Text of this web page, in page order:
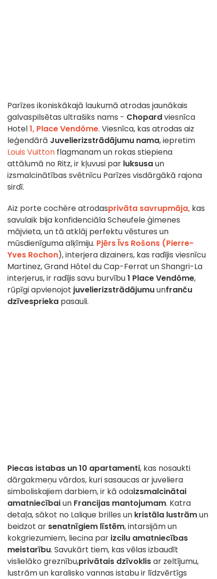
Parīzes ikoniskākajā laukumā atrodas jaunākais
galvaspilsētas ultrašiks nams - Chopardviesnīca
Hotel1, Place Vendôme. Viesnīca, kas atrodas aiz
leģendārā Juvelierizstrādājumu nama, iepretim
Louis Vuitton flagmanam un rokas stiepiena
attālumā no Ritz, ir kļuvusi par luksusaun
izsmalcinātības svētnīcu Parīzes visdārgākā rajona
sirdī.
Aiz porte cochère atrodasprivāta savrupmāja, kas
savulaik bija konfidenciāla Scheufele ģimenes
mājvieta, un tā atklāj perfektu vēstures un
mūsdienīguma alķīmiju. Pjērs Īvs Rošons (Pierre-
Yves Rochon), interjera dizainers, kas radījis viesnīcu
Martinez, Grand Hôtel du Cap-Ferrat un Shangri-La
interjerus, ir radījis savu burvību1 Place Vendôme,
rūpīgi apvienojot juvelierizstrādājumuunfranču
dzīvesprieka pasauli.
Piecas istabas un 10 apartamenti, kas nosaukti
dārgakmeņu vārdos, kuri sasaucas ar juveliera
simboliskajiem darbiem, ir kā odaizsmalcinātai
amatniecībaiun Francijas mantojumam. Katra
detaļa, sākot no Lalique brilles un kristāla lustrāmun
beidzot ar senatnīgiem līstēm, intarsijām un
kokgriezumiem, liecina par izcilu amatniecības
meistarību. Savukārt tiem, kas vēlas izbaudīt
vislielāko greznību,privātais dzīvoklisar zeltījumu,
lustrām un karalisko vannas istabu ir līdzvērtīgs